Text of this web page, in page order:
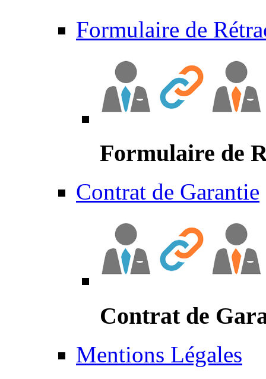
Formulaire de
Formulaire de
Contrat de Garantie
Contrat de
Mentions Légales